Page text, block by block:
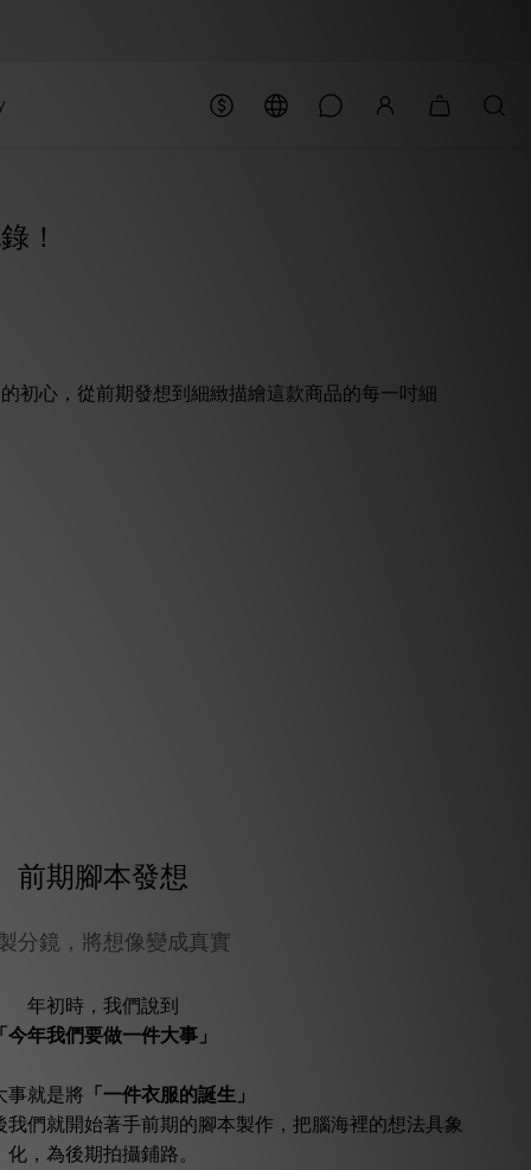
！
初心，從前期發想到細緻描繪這款商品的每一吋細
前期腳本發想
分鏡，將想像變成真實
年初時，我們說到
今年我們要做一件大事」
事就是將 「一件衣服的誕生」
們就開始著手前期的腳本製作， 把腦海裡的想法具象
化，為後期拍攝鋪路。